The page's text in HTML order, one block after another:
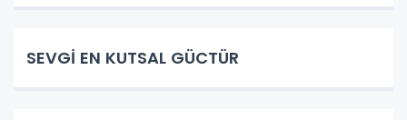
SEVGİ EN KUTSAL GÜCTÜR